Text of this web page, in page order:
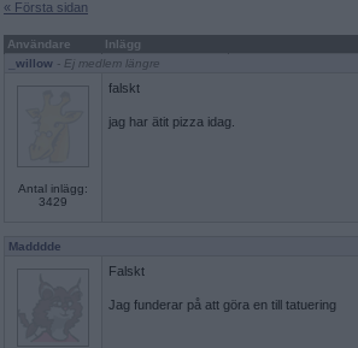
« Första sidan
Användare
Inlägg
_willow - Ej medlem längre
Antal inlägg:
3429
falskt
jag har ätit pizza idag.
Madddde
Falskt
Jag funderar på att göra en till tatuering